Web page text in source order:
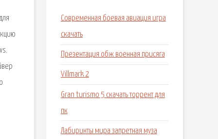
Современная боевая авиация игра
скачать
Презентация обж военная присяга
Villmark 2
Gran turismo 5 скачать торрент для
пк
Лабиринты мира запретная муза